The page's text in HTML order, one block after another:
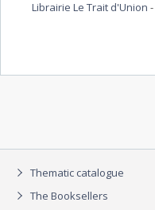
Librairie Le Trait d'Union -
Thematic catalogue
The Booksellers